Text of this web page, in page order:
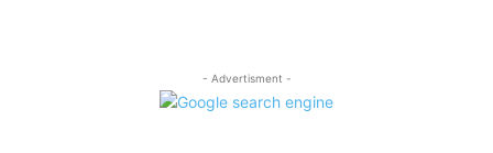
- Advertisment -